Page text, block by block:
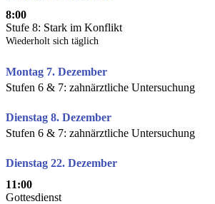
8:00
Stufe 8: Stark im Konflikt
Wiederholt sich täglich
Montag 7. Dezember
Stufen 6 & 7: zahnärztliche Untersuchung
Dienstag 8. Dezember
Stufen 6 & 7: zahnärztliche Untersuchung
Dienstag 22. Dezember
11:00
Gottesdienst